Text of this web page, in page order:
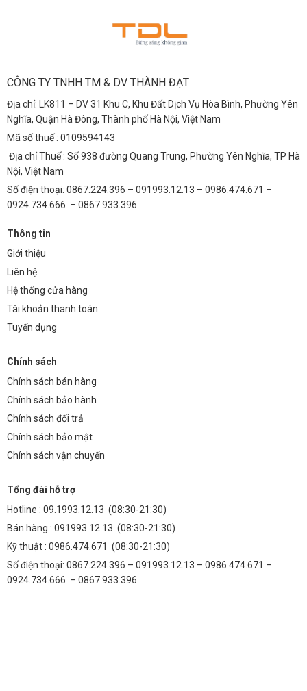
CÔNG TY TNHH TM & DV THÀNH ĐẠT
Địa chỉ: LK811 – DV 31 Khu C, Khu Đất Dịch Vụ Hòa Bình, Phường Yên
Nghĩa, Quận Hà Đông, Thành phố Hà Nội, Việt Nam
Mã số thuế : 0109594143
Địa chỉ Thuế : Số 938 đường Quang Trung, Phường Yên Nghĩa, TP Hà
Nội, Việt Nam
Số điện thoại: 0867.224.396 – 091993.12.13 – 0986.474.671 –
0924.734.666 – 0867.933.396
Thông tin
Giới thiệu
Liên hệ
Hệ thống cửa hàng
Tài khoản thanh toán
Tuyển dụng
Chính sách
Chính sách bán hàng
Chính sách bảo hành
Chính sách đổi trả
Chính sách bảo mật
Chính sách vận chuyển
Tổng đài hỗ trợ
Hotline : 09.1993.12.13 (08:30-21:30)
Bán hàng : 091993.12.13 (08:30-21:30)
Kỹ thuật : 0986.474.671 (08:30-21:30)
Số điện thoại: 0867.224.396 – 091993.12.13 – 0986.474.671 –
0924.734.666 – 0867.933.396